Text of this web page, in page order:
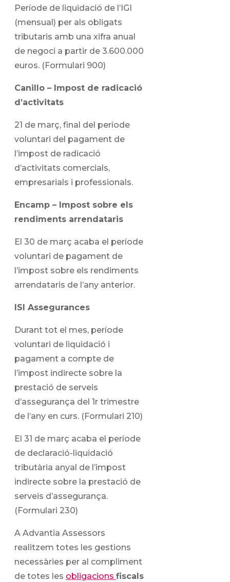
Període de liquidació de l’IGI
(mensual) per als obligats
tributaris amb una xifra anual
de negoci a partir de 3.600.000
euros. (Formulari 900)
Canillo – Impost de radicació
d’activitats
21 de març, final del període
voluntari del pagament de
l’impost de radicació
d’activitats comercials,
empresarials i professionals.
Encamp – Impost sobre els
rendiments arrendataris
El 30 de març acaba el període
voluntari de pagament de
l’impost sobre els rendiments
arrendataris de l’any anterior.
ISI Assegurances
Durant tot el mes, període
voluntari de liquidació i
pagament a compte de
l’impost indirecte sobre la
prestació de serveis
d’assegurança del 1r trimestre
de l’any en curs. (Formulari 210)
El 31 de març acaba el període
de declaració-liquidació
tributària anyal de l’impost
indirecte sobre la prestació de
serveis d’assegurança.
(Formulari 230)
A Advantia Assessors
realitzem totes les gestions
necessàries per al compliment
de totes les obligacions fiscals